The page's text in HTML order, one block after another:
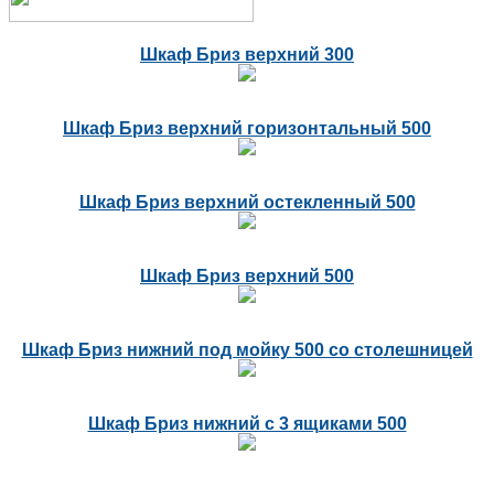
Шкаф Бриз верхний 300
Шкаф Бриз верхний горизонтальный 500
Шкаф Бриз верхний остекленный 500
Шкаф Бриз верхний 500
Шкаф Бриз нижний под мойку 500 со столешницей
Шкаф Бриз нижний с 3 ящиками 500